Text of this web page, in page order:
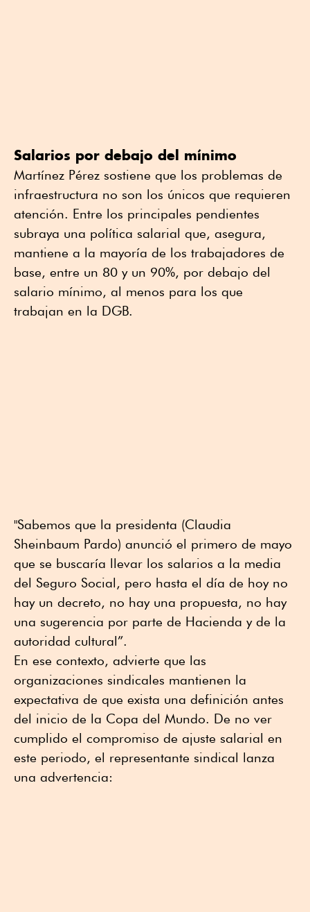
Salarios por debajo del mínimo
Martínez Pérez sostiene que los problemas de
infraestructura no son los únicos que requieren
atención. Entre los principales pendientes
subraya una política salarial que, asegura,
mantiene a la mayoría de los trabajadores de
base, entre un 80 y un 90%, por debajo del
salario mínimo, al menos para los que
trabajan en la DGB.
"Sabemos que la presidenta (Claudia
Sheinbaum Pardo) anunció el primero de mayo
que se buscaría llevar los salarios a la media
del Seguro Social, pero hasta el día de hoy no
hay un decreto, no hay una propuesta, no hay
una sugerencia por parte de Hacienda y de la
autoridad cultural”.
En ese contexto, advierte que las
organizaciones sindicales mantienen la
expectativa de que exista una definición antes
del inicio de la Copa del Mundo. De no ver
cumplido el compromiso de ajuste salarial en
este periodo, el representante sindical lanza
una advertencia: